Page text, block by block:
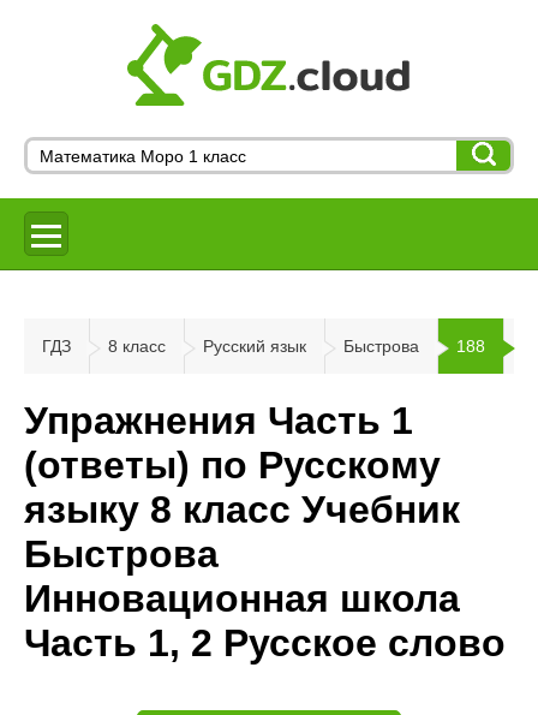
ГДЗ 8 класс Русский язык Быстрова 188
Упражнения Часть 1
(ответы) по Русскому
языку 8 класс Учебник
Быстрова
Инновационная школа
Часть 1, 2 Русское слово